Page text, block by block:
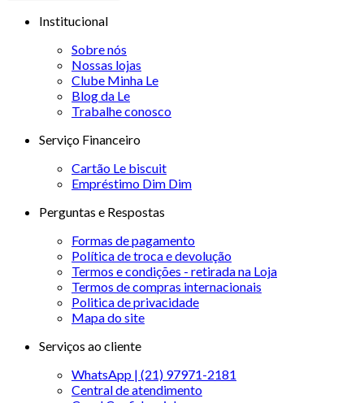
Institucional
Sobre nós
Nossas lojas
Clube Minha Le
Blog da Le
Trabalhe conosco
Serviço Financeiro
Cartão Le biscuit
Empréstimo Dim Dim
Perguntas e Respostas
Formas de pagamento
Política de troca e devolução
Termos e condições - retirada na Loja
Termos de compras internacionais
Politica de privacidade
Mapa do site
Serviços ao cliente
WhatsApp | (21) 97971-2181
Central de atendimento